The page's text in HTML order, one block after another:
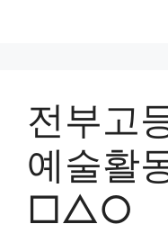
전부고
예술활
□△○